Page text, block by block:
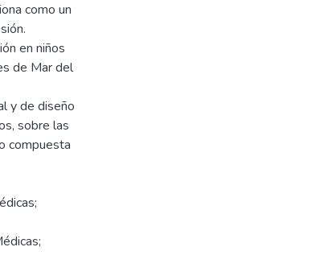
como un
en niños
de Mar del
y de diseño
sobre las
compuesta